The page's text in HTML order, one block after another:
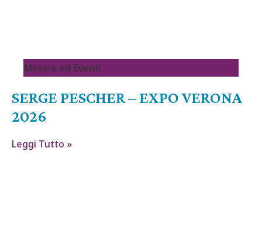
Mostre ed Eventi
SERGE PESCHER – EXPO VERONA
2026
Leggi Tutto »